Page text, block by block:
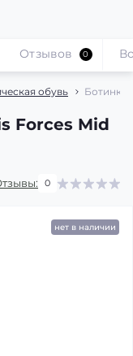
обувь Ботинки
Forces Mid
0
Отзывов 0
нет в наличии